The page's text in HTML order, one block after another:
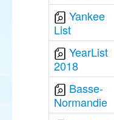
Yankee
List
YearList
2018
Basse-
Normandie